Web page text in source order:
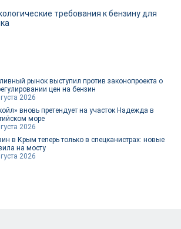
требования к бензину для
рынок выступил против законопроекта о
цен на бензин
2026
вновь претендует на участок Надежда в
море
2026
в Крым теперь только в спецканистрах: новые
на мосту
2026